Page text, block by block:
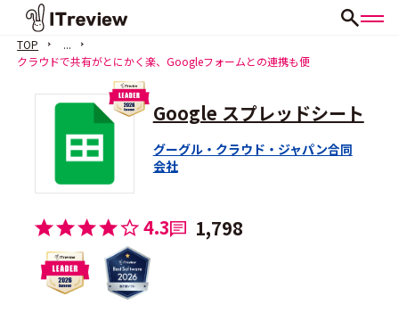
TOP
...
クラウドで共有がとにかく楽、Googleフォームとの連携も便
Google スプレッドシート
グーグル・クラウド・ジャパン合同
会社
4.3 1,798